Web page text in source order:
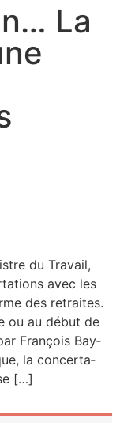
La
du Tra­vail,
avec les
des retraites.
ou au début de
Fran­çois Bay­
la concer­ta­
[…]